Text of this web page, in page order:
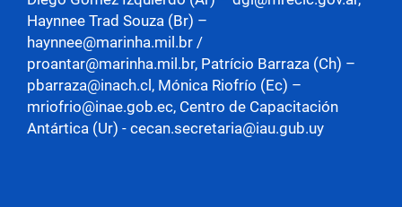
Haynnee Trad Souza (Br) –
haynnee@marinha.mil.br /
proantar@marinha.mil.br, Patrício Barraza (Ch) –
pbarraza@inach.cl, Mónica Riofrío (Ec) –
mriofrio@inae.gob.ec, Centro de Capacitación
Antártica (Ur) - cecan.secretaria@iau.gub.uy